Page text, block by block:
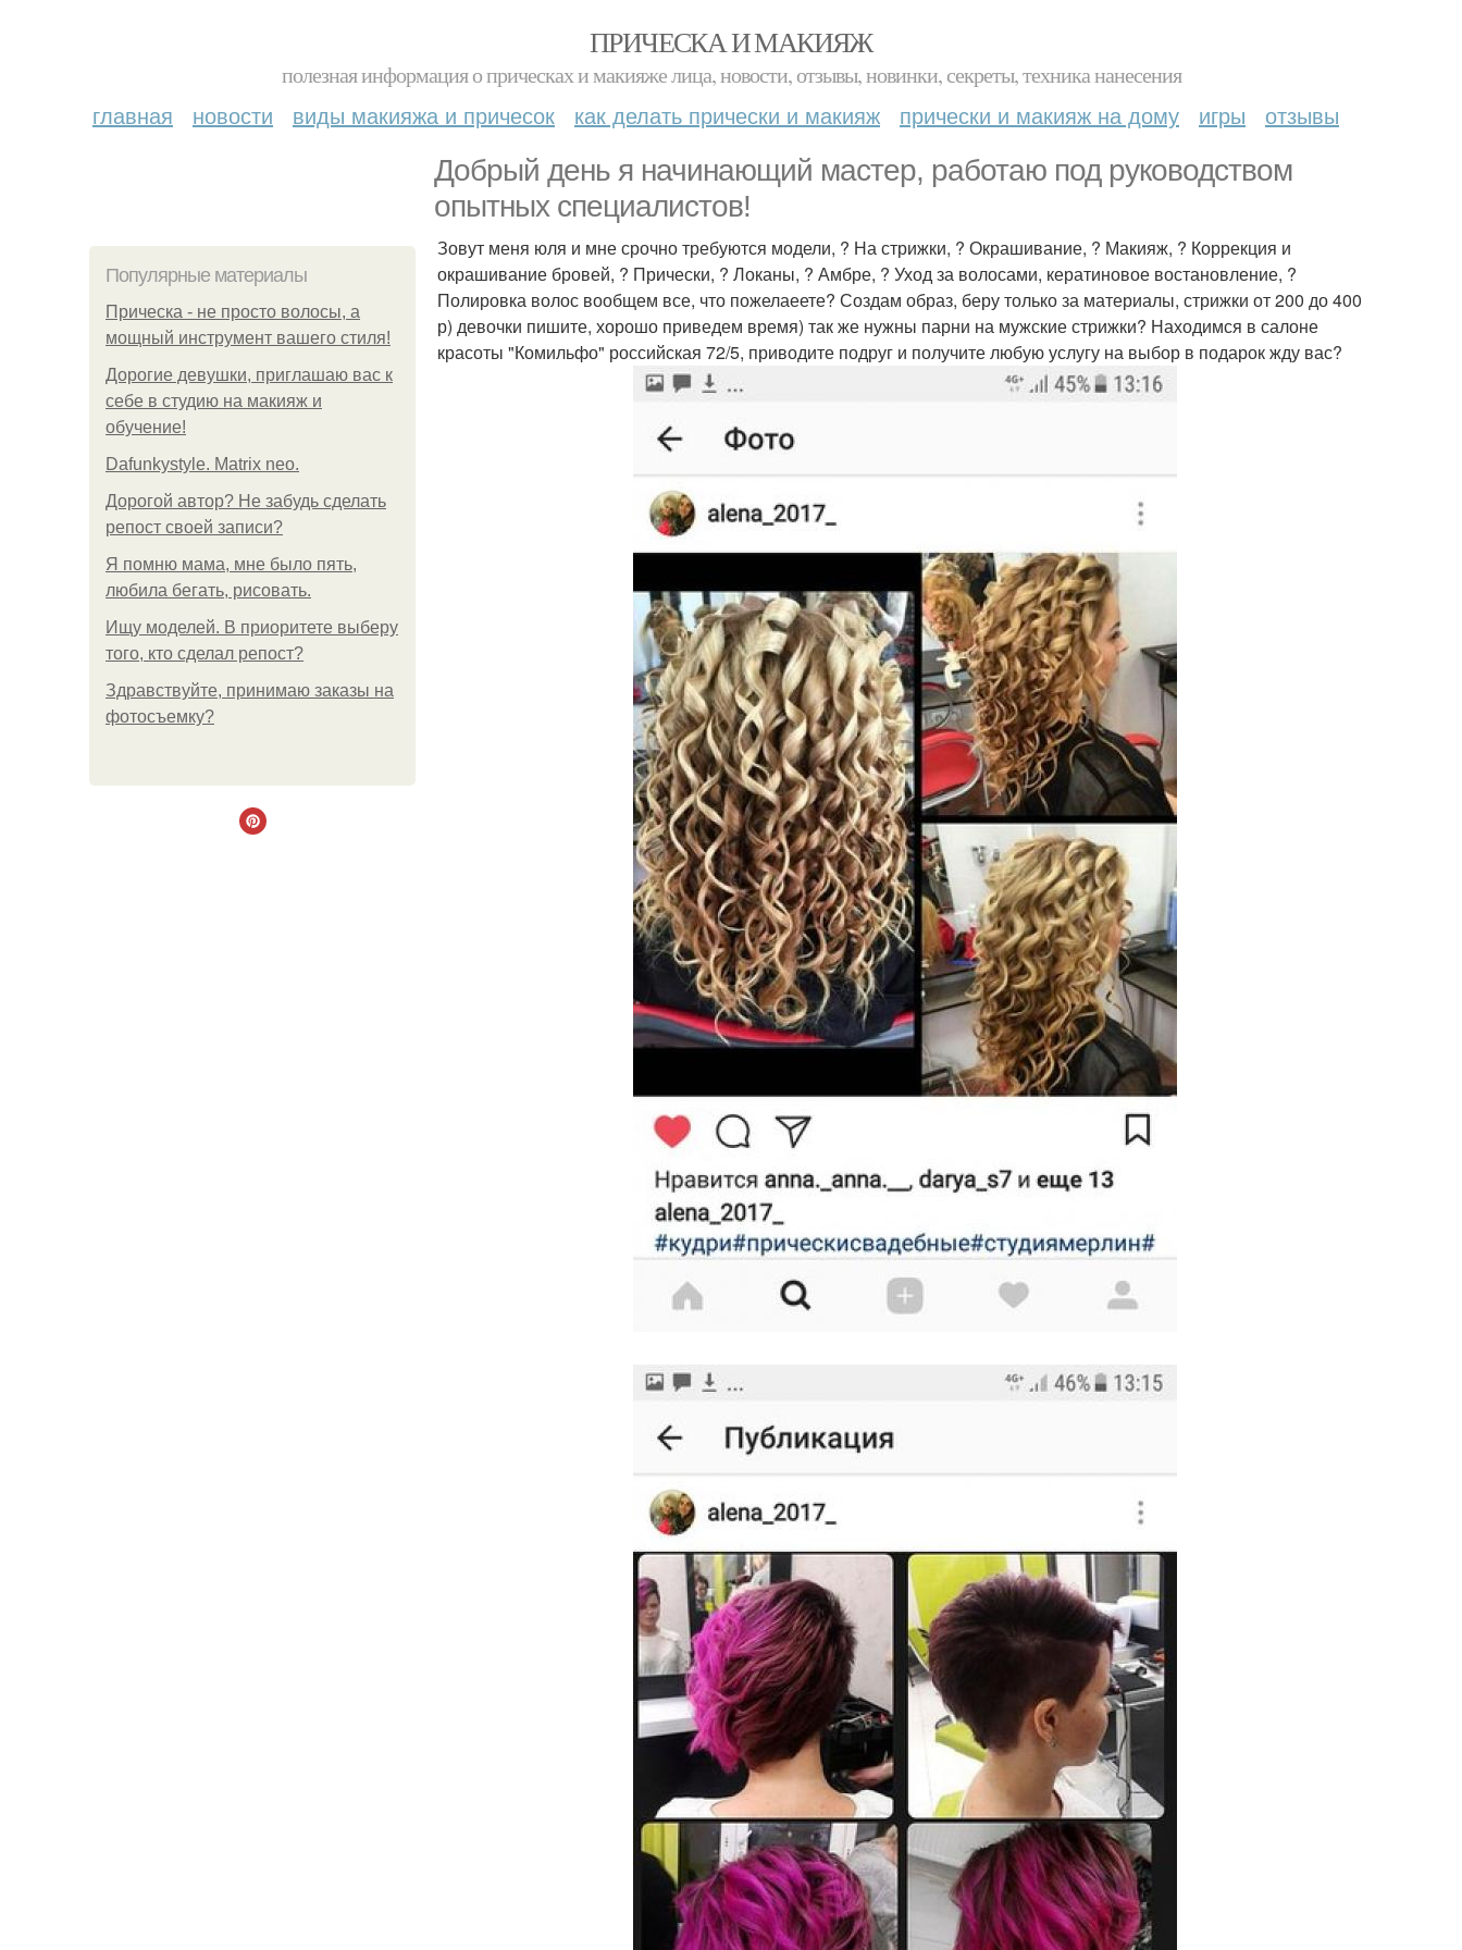
ПРИЧЕСКА И МАКИЯЖ
полезная информация о прическах и макияже лица, новости, отзывы, новинки, секреты, техника нанесения
главная новости виды макияжа и причесок как делать прически и макияж прически и макияж на дому игры отзывы
Добрый день я начинающий мастер, работаю под руководством
опытных специалистов!
Популярные материалы
Прическа - не просто волосы, а
мощный инструмент вашего стиля!
Дорогие девушки, приглашаю вас к
себе в студию на макияж и
обучение!
Dafunkystyle. Matrix neo.
Дорогой автор? Не забудь сделать
репост своей записи?
Я помню мама, мне было пять,
любила бегать, рисовать.
Ищу моделей. В приоритете выберу
того, кто сделал репост?
Здравствуйте, принимаю заказы на
фотосъемку?
Зовут меня юля и мне срочно требуются модели, ? На стрижки, ? Окрашивание, ? Макияж, ? Коррекция и
окрашивание бровей, ? Прически, ? Локаны, ? Амбре, ? Уход за волосами, кератиновое востановление, ?
Полировка волос вообщем все, что пожелаеете? Создам образ, беру только за материалы, стрижки от 200 до 400
р) девочки пишите, хорошо приведем время) так же нужны парни на мужские стрижки? Находимся в салоне
красоты "Комильфо" российская 72/5, приводите подруг и получите любую услугу на выбор в подарок жду вас?